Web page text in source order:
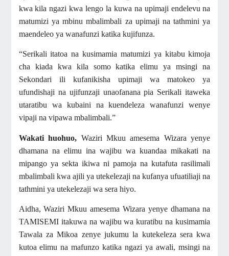
kwa kila ngazi kwa lengo la kuwa na upimaji endelevu na
matumizi ya mbinu mbalimbali za upimaji na tathmini ya
maendeleo ya wanafunzi katika kujifunza.
“Serikali itatoa na kusimamia matumizi ya kitabu kimoja
cha kiada kwa kila somo katika elimu ya msingi na
Sekondari ili kufanikisha upimaji wa matokeo ya
ufundishaji na ujifunzaji unaofanana pia Serikali itaweka
utaratibu wa kubaini na kuendeleza wanafunzi wenye
vipaji na vipawa mbalimbali.”
Wakati huohuo, Waziri Mkuu amesema Wizara yenye
dhamana na elimu ina wajibu wa kuandaa mikakati na
mipango ya sekta ikiwa ni pamoja na kutafuta rasilimali
mbalimbali kwa ajili ya utekelezaji na kufanya ufuatiliaji na
tathmini ya utekelezaji wa sera hiyo.
Aidha, Waziri Mkuu amesema Wizara yenye dhamana na
TAMISEMI itakuwa na wajibu wa kuratibu na kusimamia
Tawala za Mikoa zenye jukumu la kutekeleza sera kwa
kutoa elimu na mafunzo katika ngazi ya awali, msingi na